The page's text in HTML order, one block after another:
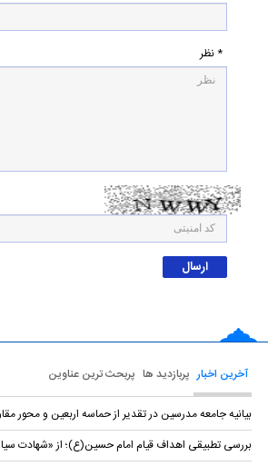
* نظر
آخرین اخبار پربازدید ها پربحث ترین عناوین
بیانیه‌ جامعه مدرسین در تقدیر از حماسه اربعین و محور
بررسی تطبیقی اهداف قیام امام حسین(ع)؛ از «شهادت